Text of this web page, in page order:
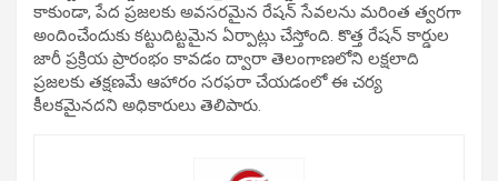
కాకుండా, పేద ప్రజలకు అవసరమైన రేషన్ సేవలను మరింత త్వరగా
అందించేందుకు కట్టుదిట్టమైన ఏర్పాట్లు చేస్తోంది. కొత్త రేషన్ కార్డుల
జారీ ప్రక్రియ ప్రారంభం కావడం ద్వారా తెలంగాణలోని లక్షలాది
ప్రజలకు తక్షణమే ఆహారం సరఫరా చేయడంలో ఈ చర్య
కీలకమైనదని అధికారులు తెలిపారు.